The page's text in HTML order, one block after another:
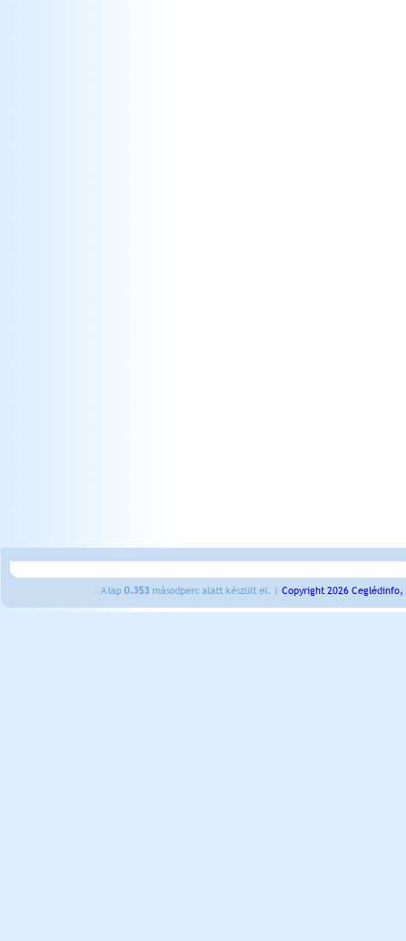
A lap 0.353 másodperc alatt készült el. | Copyright 2026